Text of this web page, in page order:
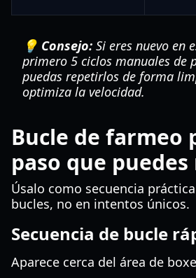
💡 Consejo: Si eres nuevo en
primero 5 ciclos manuales de
puedas repetirlos de forma
optimiza la velocidad.
Bucle de farmeo
paso que
Úsalo como secuencia
bucles, no en intentos únicos.
Secuencia de bucle
Aparece cerca del área de